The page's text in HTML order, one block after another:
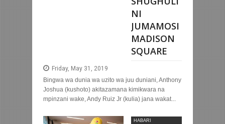
NI
JUMAMOSI
MADISON
SQUARE
Friday, May 31, 2019
Bingwa wa dunia wa uzito wa juu duniani, Anthony
Joshua (kushoto) akitazamana kimikwara na
mpinzani wake, Andy Ruiz Jr (kulia) jana wakat...
HABARI